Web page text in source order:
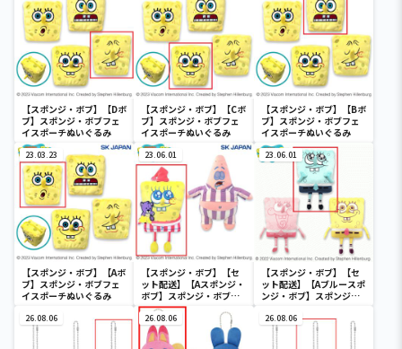
【スポンジ・ボブ】【Dボ
ブ】スポンジ・ボブフェ
イスポーチぬいぐるみ
【スポンジ・ボブ】【Cボ
ブ】スポンジ・ボブフェ
イスポーチぬいぐるみ
【スポンジ・ボブ】【Bボ
ブ】スポンジ・ボブフェ
イスポーチぬいぐるみ
23.03.23
【スポンジ・ボブ】【Aボ
ブ】スポンジ・ボブフェ
イスポーチぬいぐるみ
23.06.01
【スポンジ・ボブ】【セ
ット配送】【Aスポンジ・
ボブ】スポンジ・ボブパ
ジャマGBぬいぐるみ2
23.06.01
【スポンジ・ボブ】【セ
ット配送】【Aブルースポ
ンジ・ボブ】スポンジ・
るみ
26.08.06 26.08.06 26.08.06